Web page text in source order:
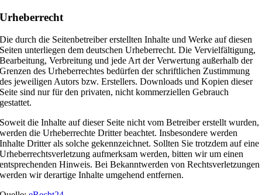
Urheberrecht
Die durch die Seitenbetreiber erstellten Inhalte und Werke auf diesen
Seiten unterliegen dem deutschen Urheberrecht. Die Vervielfältigung,
Bearbeitung, Verbreitung und jede Art der Verwertung außerhalb der
Grenzen des Urheberrechtes bedürfen der schriftlichen Zustimmung
des jeweiligen Autors bzw. Erstellers. Downloads und Kopien dieser
Seite sind nur für den privaten, nicht kommerziellen Gebrauch
gestattet.
Soweit die Inhalte auf dieser Seite nicht vom Betreiber erstellt wurden,
werden die Urheberrechte Dritter beachtet. Insbesondere werden
Inhalte Dritter als solche gekennzeichnet. Sollten Sie trotzdem auf eine
Urheberrechtsverletzung aufmerksam werden, bitten wir um einen
entsprechenden Hinweis. Bei Bekanntwerden von Rechtsverletzungen
werden wir derartige Inhalte umgehend entfernen.